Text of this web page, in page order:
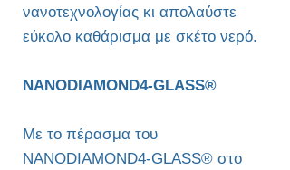
νανοτεχνολογίας κι απολαύστε
εύκολο καθάρισμα με σκέτο νερό.
NANODIAMOND4-GLASS®
Με το πέρασμα του
NANODIAMOND4-GLASS® στο